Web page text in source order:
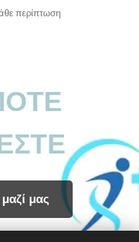
περίπτωση
μας